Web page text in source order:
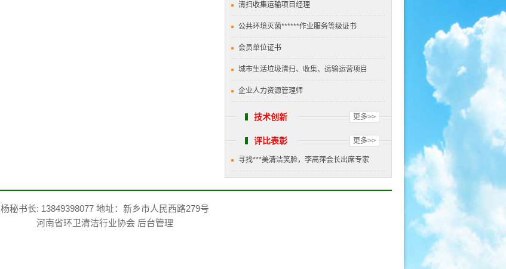
清扫收集运输项目经理
公共环境灭菌******作业服务等级证书
会员单位证书
城市生活垃圾清扫、收集、运输运营项目
企业人力资源管理师
更多>>
技术创新
更多>>
评比表彰
寻找***美清洁笑脸，李高萍会长出席专家
杨秘书长: 13849398077 地址：新乡市人民西路279号
河南省环卫清洁行业协会 后台管理